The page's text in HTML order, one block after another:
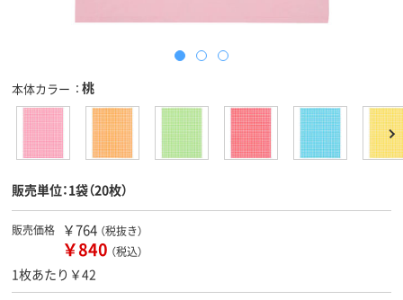
本体カラー 桃
販売単位：1袋（20枚）
販売価格 ￥764 （税抜き）
￥840 （税込）
1枚あたり￥42